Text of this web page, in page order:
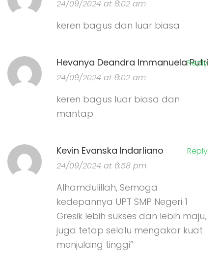
24/09/2024 at 8:02 am
keren bagus dan luar biasa
Hevanya Deandra Immanuela Putri
24/09/2024 at 8:02 am
Reply
keren bagus luar biasa dan
mantap
Kevin Evanska Indarliano
24/09/2024 at 6:58 pm
Reply
Alhamdulillah, Semoga
kedepannya UPT SMP Negeri 1
Gresik lebih sukses dan lebih maju,
juga tetap selalu mengakar kuat
menjulang tinggi”